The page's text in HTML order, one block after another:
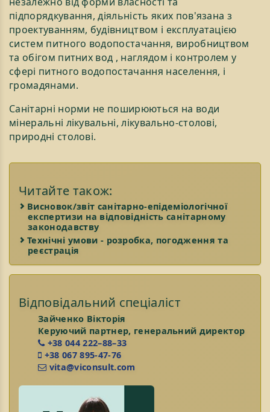
підпорядкування, діяльність яких пов'язана з
проектуванням, будівництвом і експлуатацією
систем питного водопостачання, виробництвом
та обігом питних вод , наглядом і контролем у
сфері питного водопостачання населення, і
громадянами.
Санітарні норми не поширюються на води
мінеральні лікувальні, лікувально-столові,
природні столові.
Читайте також:
Висновок/звіт санітарно-епідеміологічної
експертизи на відповідність санітарному
законодавству
Технічні умови - розробка, погодження та
реєстрація
Відповідальний спеціаліст
Зайченко Вікторія
Керуючий партнер, генеральний директор
+38 044 222–88–33
+38 067 895-47-76
vita@viconsult.com